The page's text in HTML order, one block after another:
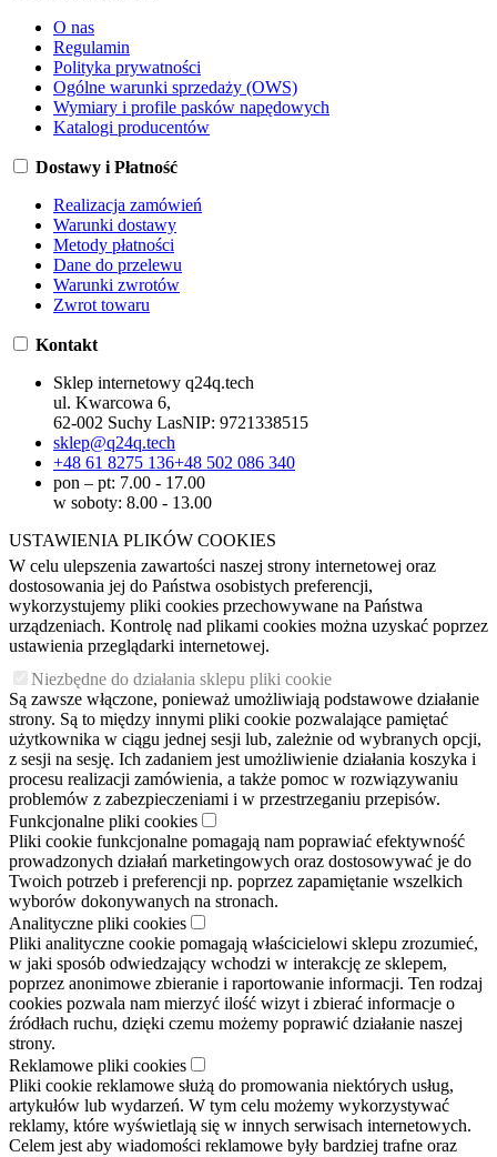
O nas
Regulamin
Polityka prywatności
Ogólne warunki sprzedaży (OWS)
Wymiary i profile pasków napędowych
Katalogi producentów
Dostawy i Płatność
Realizacja zamówień
Warunki dostawy
Metody płatności
Dane do przelewu
Warunki zwrotów
Zwrot towaru
Kontakt
Sklep internetowy q24q.tech
ul. Kwarcowa 6,
62-002 Suchy LasNIP: 9721338515
sklep@q24q.tech
+48 61 8275 136+48 502 086 340
pon – pt: 7.00 - 17.00
w soboty: 8.00 - 13.00
USTAWIENIA PLIKÓW COOKIES
W celu ulepszenia zawartości naszej strony internetowej oraz
dostosowania jej do Państwa osobistych preferencji,
wykorzystujemy pliki cookies przechowywane na Państwa
urządzeniach. Kontrolę nad plikami cookies można uzyskać poprzez
ustawienia przeglądarki internetowej.
Niezbędne do działania sklepu pliki cookie
Są zawsze włączone, ponieważ umożliwiają podstawowe działanie
strony. Są to między innymi pliki cookie pozwalające pamiętać
użytkownika w ciągu jednej sesji lub, zależnie od wybranych opcji,
z sesji na sesję. Ich zadaniem jest umożliwienie działania koszyka i
procesu realizacji zamówienia, a także pomoc w rozwiązywaniu
problemów z zabezpieczeniami i w przestrzeganiu przepisów.
Funkcjonalne pliki cookies
Pliki cookie funkcjonalne pomagają nam poprawiać efektywność
prowadzonych działań marketingowych oraz dostosowywać je do
Twoich potrzeb i preferencji np. poprzez zapamiętanie wszelkich
wyborów dokonywanych na stronach.
Analityczne pliki cookies
Pliki analityczne cookie pomagają właścicielowi sklepu zrozumieć,
w jaki sposób odwiedzający wchodzi w interakcję ze sklepem,
poprzez anonimowe zbieranie i raportowanie informacji. Ten rodzaj
cookies pozwala nam mierzyć ilość wizyt i zbierać informacje o
źródłach ruchu, dzięki czemu możemy poprawić działanie naszej
strony.
Reklamowe pliki cookies
Pliki cookie reklamowe służą do promowania niektórych usług,
artykułów lub wydarzeń. W tym celu możemy wykorzystywać
reklamy, które wyświetlają się w innych serwisach internetowych.
Celem jest aby wiadomości reklamowe były bardziej trafne oraz